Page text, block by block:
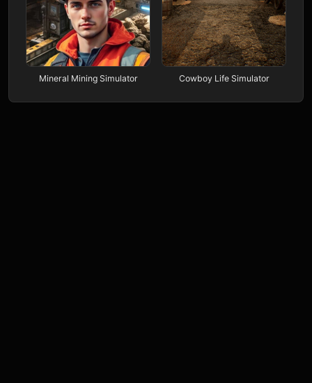
Mineral Mining Simulator Cowboy Life Simulator